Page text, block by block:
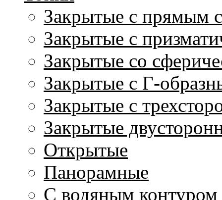
Закрытые с прямым
Закрытые с
Закрытые со
Закрытые с Г-
Закрытые с
Закрытые
Открытые
Панорамные
С водяным контуром